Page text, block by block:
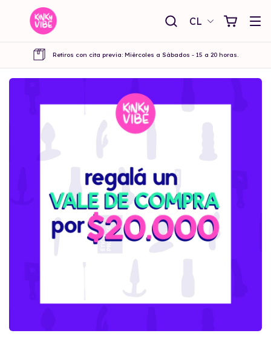
CL
Retiros con cita previa: Miércoles a Sábados - 15 a 20 horas.